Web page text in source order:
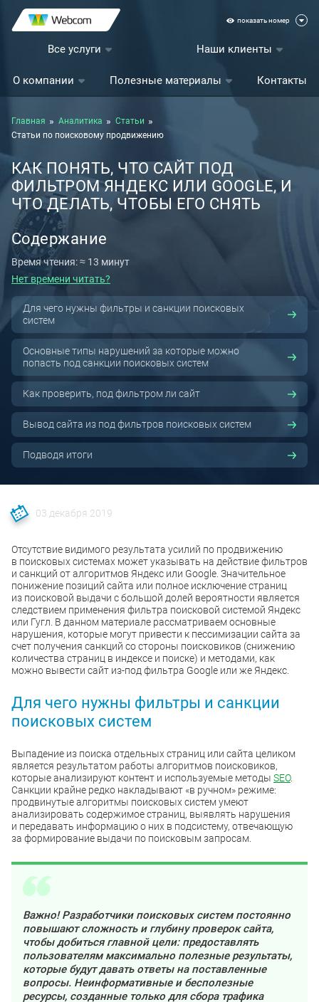
показать номер
Все услуги Наши клиенты
О компании Полезные материалы Контакты
Главная Аналитика
Статьи
Статьи по поисковому продвижению
КАК ПОНЯТЬ, ЧТО САЙТ ПОД
ФИЛЬТРОМ ЯНДЕКС ИЛИ GOOGLE, И
ЧТО ДЕЛАТЬ, ЧТОБЫ ЕГО СНЯТЬ
Содержание
Время чтения: ≈ 13 минут
Нет времени читать?
Для чего нужны фильтры и санкции поисковых
систем
Основные типы нарушений за которые можно
попасть под санкции поисковых систем
Как проверить, под фильтром ли сайт
Вывод сайта из под фильтров поисковых систем
Подводя итоги
03 декабря 2019
Отсутствие видимого результата усилий по продвижению
в поисковых системах может указывать на действие фильтров
и санкций от алгоритмов Яндекс или Google. Значительное
понижение позиций сайта или полное исключение страниц
из поисковой выдачи с большой долей вероятности является
следствием применения фильтра поисковой системой Яндекс
или Гугл. В данном материале рассматриваем основные
нарушения, которые могут привести к пессимизации сайта за
счет получения санкций со стороны поисковиков (снижению
количества страниц в индексе и поиске) и методами, как
можно вывести сайт из-под фильтра Google или же Яндекс.
Для чего нужны фильтры и санкции
поисковых систем
Выпадение из поиска отдельных страниц или сайта целиком
является результатом работы алгоритмов поисковиков,
которые анализируют контент и используемые методы SEO.
Санкции крайне редко накладывают «в ручном» режиме:
продвинутые алгоритмы поисковых систем умеют
анализировать содержимое страниц, выявлять нарушения
и передавать информацию о них в подсистему, отвечающую
за формирование выдачи по поисковым запросам.
Важно! Разработчики поисковых систем постоянно
повышают сложность и глубину проверок сайта,
чтобы добиться главной цели: предоставлять
пользователям максимально полезные результаты,
которые будут давать ответы на поставленные
вопросы. Неинформативные и бесполезные
ресурсы, созданные только для сбора трафика